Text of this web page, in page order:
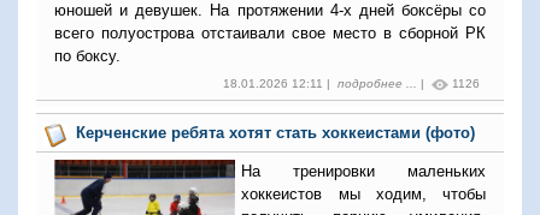
юношей и девушек. На протяжении 4-х дней боксёры со
всего полуострова отстаивали свое место в сборной РК
по боксу.
18.01.2026 12:11 | подробнее ... | 1126
Керченские ребята хотят стать хоккеистами (фото)
На тренировки маленьких
хоккеистов мы ходим, чтобы